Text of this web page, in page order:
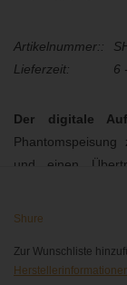
Artikelnummer::
Lieferzeit:
6
Der digitale
und einen
über eine stabile
Der SLXD Sender
Shure
Zur Wunschliste